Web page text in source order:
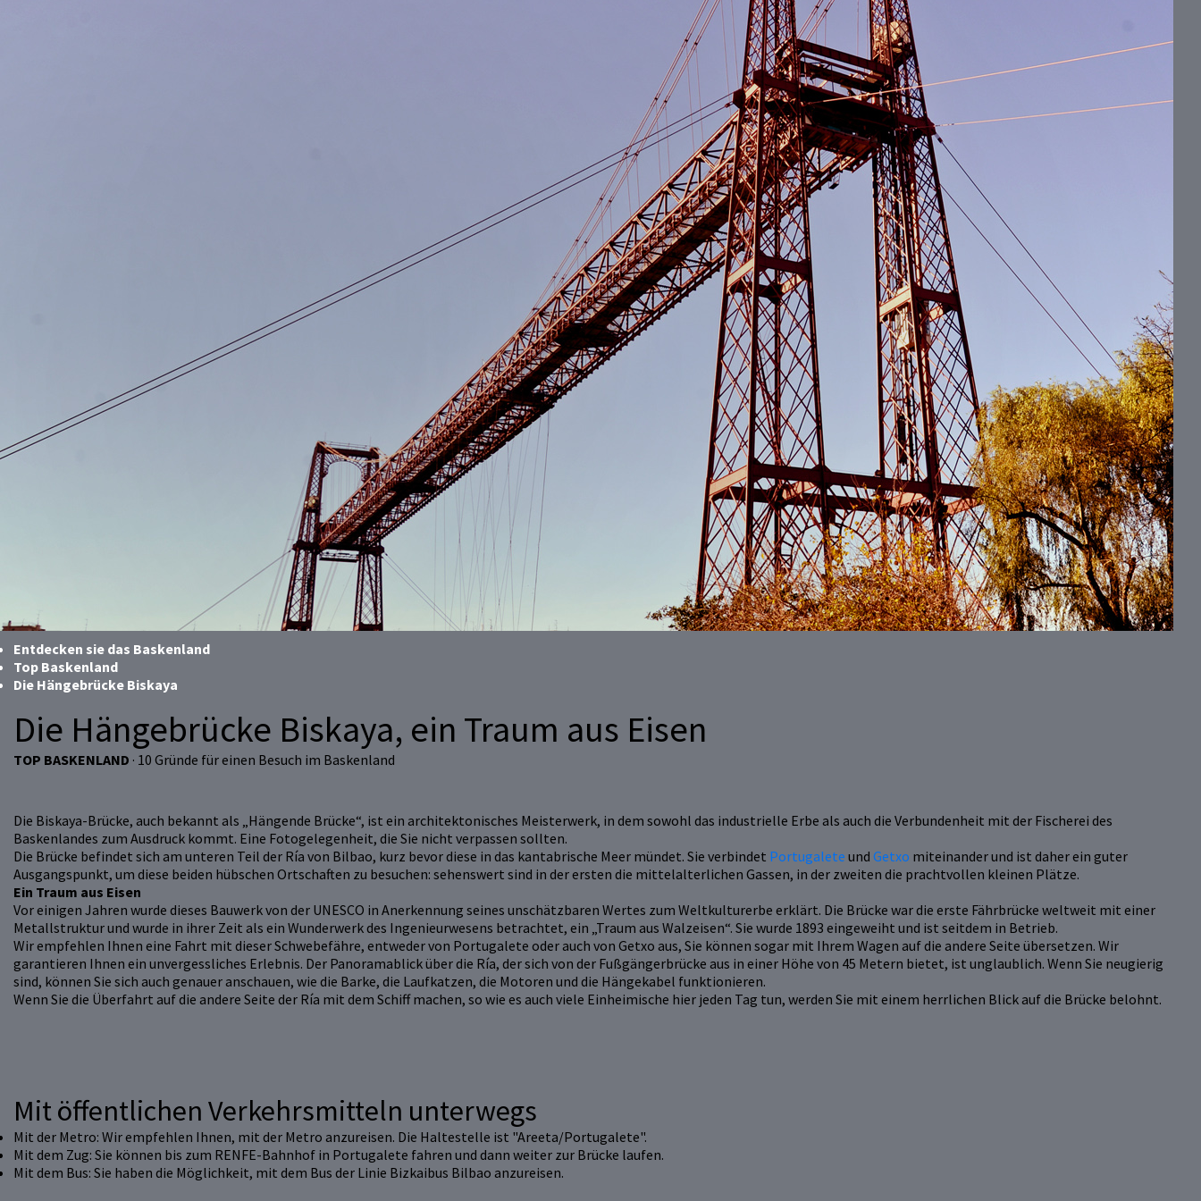
Entdecken sie das Baskenland
Top Baskenland
Die Hängebrücke Biskaya
Die Hängebrücke Biskaya, ein Traum aus Eisen
TOP BASKENLAND · 10 Gründe für einen Besuch im Baskenland
Die Biskaya-Brücke, auch bekannt als „Hängende Brücke“, ist ein architektonisches Meisterwerk, in dem sowohl das industrielle Erbe als auch die Verbundenheit mit der Fischerei des
Baskenlandes zum Ausdruck kommt. Eine Fotogelegenheit, die Sie nicht verpassen sollten.
Die Brücke befindet sich am unteren Teil der Ría von Bilbao, kurz bevor diese in das kantabrische Meer mündet. Sie verbindet Portugalete und Getxo miteinander und ist daher ein guter
Ausgangspunkt, um diese beiden hübschen Ortschaften zu besuchen: sehenswert sind in der ersten die mittelalterlichen Gassen, in der zweiten die prachtvollen kleinen Plätze.
Ein Traum aus Eisen
Vor einigen Jahren wurde dieses Bauwerk von der UNESCO in Anerkennung seines unschätzbaren Wertes zum Weltkulturerbe erklärt. Die Brücke war die erste Fährbrücke weltweit mit einer
Metallstruktur und wurde in ihrer Zeit als ein Wunderwerk des Ingenieurwesens betrachtet, ein „Traum aus Walzeisen“. Sie wurde 1893 eingeweiht und ist seitdem in Betrieb.
Wir empfehlen Ihnen eine Fahrt mit dieser Schwebefähre, entweder von Portugalete oder auch von Getxo aus, Sie können sogar mit Ihrem Wagen auf die andere Seite übersetzen. Wir
garantieren Ihnen ein unvergessliches Erlebnis. Der Panoramablick über die Ría, der sich von der Fußgängerbrücke aus in einer Höhe von 45 Metern bietet, ist unglaublich. Wenn Sie neugierig
sind, können Sie sich auch genauer anschauen, wie die Barke, die Laufkatzen, die Motoren und die Hängekabel funktionieren.
Wenn Sie die Überfahrt auf die andere Seite der Ría mit dem Schiff machen, so wie es auch viele Einheimische hier jeden Tag tun, werden Sie mit einem herrlichen Blick auf die Brücke belohnt.
Mit öffentlichen Verkehrsmitteln unterwegs
Mit der Metro: Wir empfehlen Ihnen, mit der Metro anzureisen. Die Haltestelle ist "Areeta/Portugalete".
Mit dem Zug: Sie können bis zum RENFE-Bahnhof in Portugalete fahren und dann weiter zur Brücke laufen.
Mit dem Bus: Sie haben die Möglichkeit, mit dem Bus der Linie Bizkaibus Bilbao anzureisen.